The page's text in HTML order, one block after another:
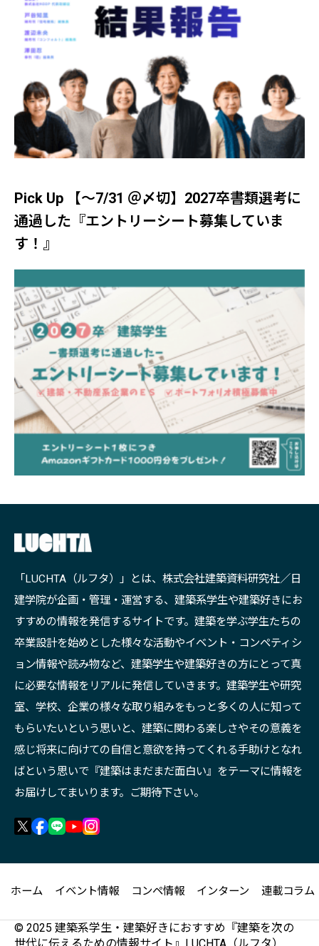
Pick Up 【～7/31 ＠〆切】2027卒書類選考に
通過した『エントリーシート募集していま
す！』
「LUCHTA（ルフタ）」とは、株式会社建築資料研究社／日
建学院が企画・管理・運営する、建築系学生や建築好きにお
すすめの情報を発信するサイトです。建築を学ぶ学生たちの
卒業設計を始めとした様々な活動やイベント・コンペティシ
ョン情報や読み物など、建築学生や建築好きの方にとって真
に必要な情報をリアルに発信していきます。建築学生や研究
室、学校、企業の様々な取り組みをもっと多くの人に知って
もらいたいという思いと、建築に関わる楽しさやその意義を
感じ将来に向けての自信と意欲を持ってくれる手助けとなれ
ばという思いで『建築はまだまだ面白い』をテーマに情報を
お届けしてまいります。ご期待下さい。
ホーム イベント情報 コンペ情報 インターン 連載コラム
© 2025 建築系学生・建築好きにおすすめ『建築を次の
世代に伝えるための情報サイト』LUCHTA（ルフタ）